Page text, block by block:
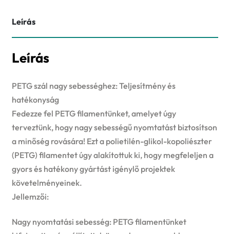
Leírás
Leírás
PETG szál nagy sebességhez: Teljesítmény és
hatékonyság
Fedezze fel PETG filamentünket, amelyet úgy
terveztünk, hogy nagy sebességű nyomtatást biztosítson
a minőség rovására! Ezt a polietilén-glikol-kopoliészter
(PETG) filamentet úgy alakítottuk ki, hogy megfeleljen a
gyors és hatékony gyártást igénylő projektek
követelményeinek.
Jellemzői:
Nagy nyomtatási sebesség: PETG filamentünket